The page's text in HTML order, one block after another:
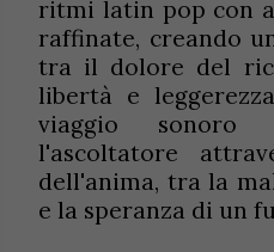
ritmi latin pop con
raffinate, creando
tra il dolore del
libertà e
viaggio sonoro
l'ascoltatore
dell'anima, tra la
e la speranza di un